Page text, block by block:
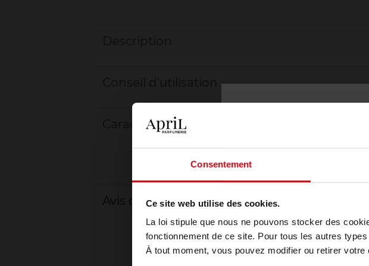
Consentement
Ce site web utilise des cookies.
La loi stipule que nous ne pouvons stocker des
fonctionnement de ce site. Pour tous les autres
À tout moment, vous pouvez modifier ou retirer
Caractéristiques
Avis client